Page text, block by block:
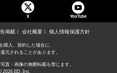
X YouTube
掲載 会社概要 個人情報保護方針
入、契約した場合に、
元されることがあります。
真・画像の無断転載を禁じます。
IID, Inc.